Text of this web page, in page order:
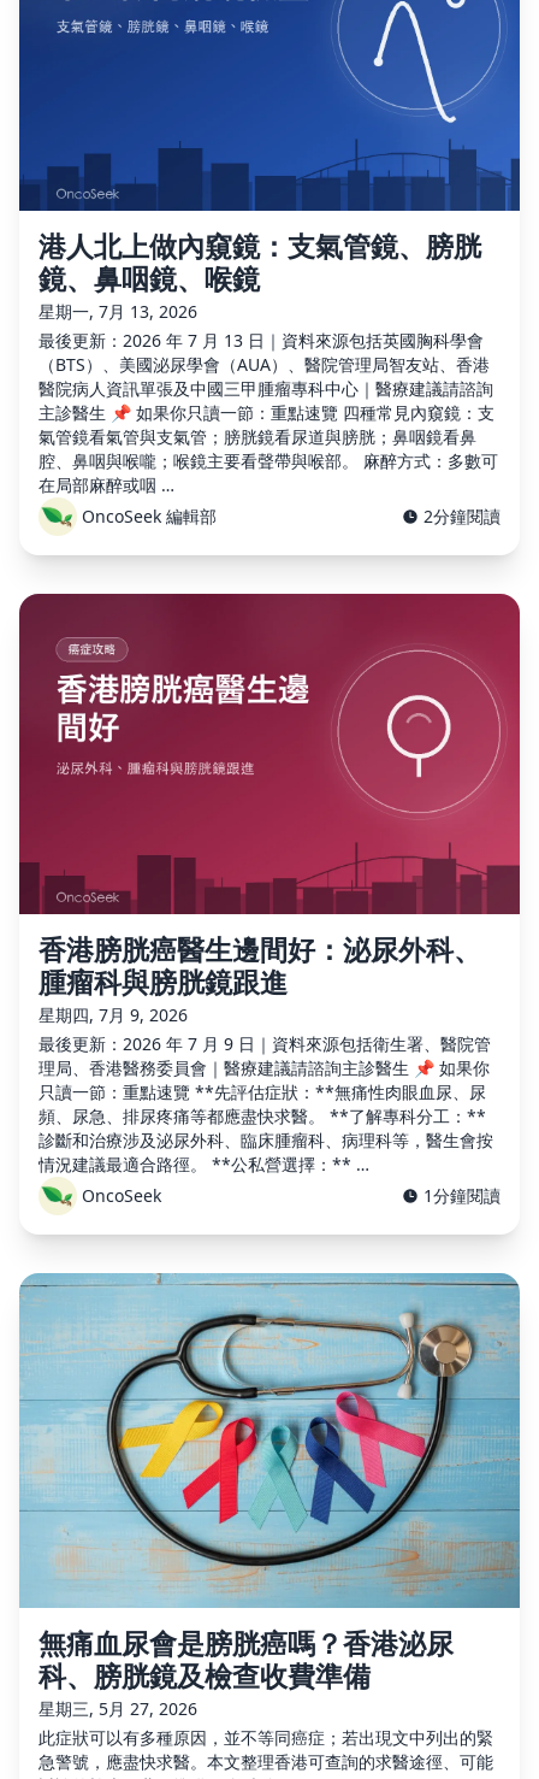
港人北上做內窺鏡：支氣管鏡、膀胱
鏡、鼻咽鏡、喉鏡
星期一, 7月 13, 2026
最後更新：2026 年 7 月 13 日｜資料來源包括英國胸科學會
（BTS）、美國泌尿學會（AUA）、醫院管理局智友站、香港
醫院病人資訊單張及中國三甲腫瘤專科中心｜醫療建議請諮詢
主診醫生 📌 如果你只讀一節：重點速覽 四種常見內窺鏡：支
氣管鏡看氣管與支氣管；膀胱鏡看尿道與膀胱；鼻咽鏡看鼻
腔、鼻咽與喉嚨；喉鏡主要看聲帶與喉部。 麻醉方式：多數可
在局部麻醉或咽 …
OncoSeek 編輯部
2分鐘閱讀
香港膀胱癌醫生邊間好：泌尿外科、
腫瘤科與膀胱鏡跟進
星期四, 7月 9, 2026
最後更新：2026 年 7 月 9 日｜資料來源包括衛生署、醫院管
理局、香港醫務委員會｜醫療建議請諮詢主診醫生 📌 如果你
只讀一節：重點速覽 **先評估症狀：**無痛性肉眼血尿、尿
頻、尿急、排尿疼痛等都應盡快求醫。 **了解專科分工：**
診斷和治療涉及泌尿外科、臨床腫瘤科、病理科等，醫生會按
情況建議最適合路徑。 **公私營選擇：** …
OncoSeek
1分鐘閱讀
無痛血尿會是膀胱癌嗎？香港泌尿
科、膀胱鏡及檢查收費準備
星期三, 5月 27, 2026
此症狀可以有多種原因，並不等同癌症；若出現文中列出的緊
急警號，應盡快求醫。本文整理香港可查詢的求醫途徑、可能